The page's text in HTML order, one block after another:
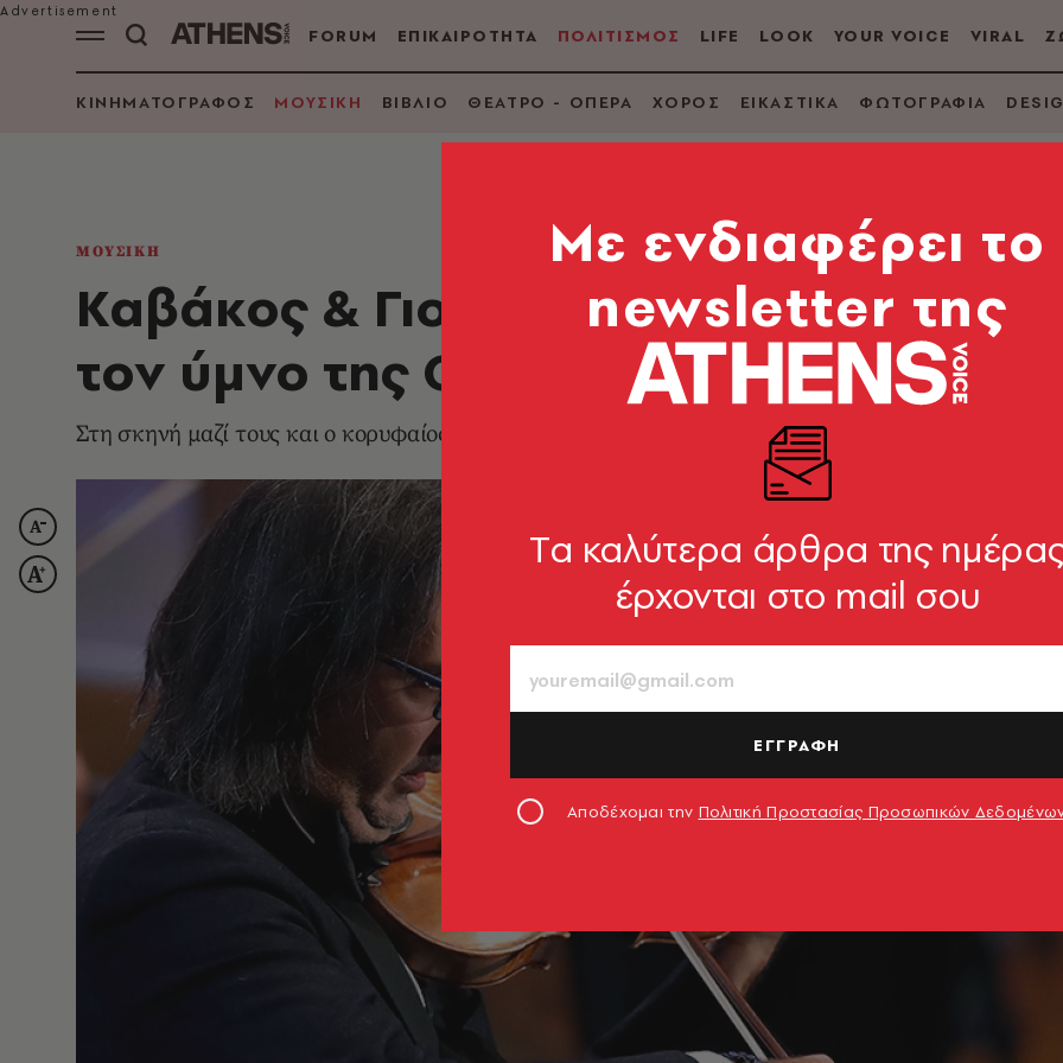
FORUM ΕΠΙΚΑΙΡΟΤΗΤΑ ΠΟΛΙΤΙΣΜΟΣ LIFE LOOK YOUR VOICE VIRAL
ΚΙΝΗΜΑΤΟΓΡΑΦΟΣ ΜΟΥΣΙΚΗ ΒΙΒΛΙΟ ΘΕΑΤΡΟ - ΟΠΕΡΑ ΧΟΡΟΣ ΕΙΚΑΣΤΙΚΑ ΦΩΤΟΓΡΑΦΙΑ
ΜΟΥΣΙΚΗ
Καβάκος & Γιο Γιο Μα άνοιξαν
τον ύμνο της Ουκρανίας
Στη σκηνή μαζί τους και ο κορυφαίος πιανίστας Εμάνουελ Αξ
Mε ενδιαφέρει το
newsletter της
Tα καλύτερα άρθρα της
έρχονται στο mail σου
ΕΓΓΡΑΦΗ
Αποδέχομαι την Πολιτική Προστασίας Προσωπικών